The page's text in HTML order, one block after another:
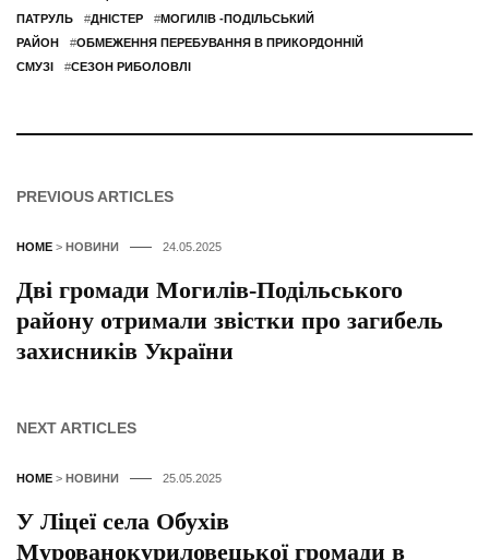
ПАТРУЛЬ
#ДНІСТЕР #МОГИЛІВ -ПОДІЛЬСЬКИЙ
РАЙОН
#ОБМЕЖЕННЯ ПЕРЕБУВАННЯ В ПРИКОРДОННІЙ
СМУЗІ
#СЕЗОН РИБОЛОВЛІ
PREVIOUS ARTICLES
HOME > НОВИНИ 24.05.2025
Дві громади Могилів-Подільського
району отримали звістки про загибель
захисників України
NEXT ARTICLES
HOME > НОВИНИ 25.05.2025
У Ліцеї села Обухів
Мурованокуриловецької громади в